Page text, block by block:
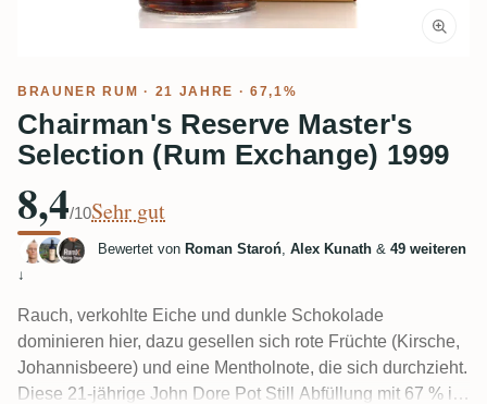
BRAUNER RUM · 21 JAHRE · 67,1%
Chairman's Reserve Master's
Selection (Rum Exchange) 1999
8,4/10Sehr gut
Bewertet von Roman Staroń, Alex Kunath & 49 weiteren
↓
Rauch, verkohlte Eiche und dunkle Schokolade
dominieren hier, dazu gesellen sich rote Früchte (Kirsche,
Johannisbeere) und eine Mentholnote, die sich durchzieht.
Diese 21-jährige John Dore Pot Still Abfüllung mit 67 % ist